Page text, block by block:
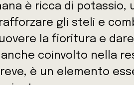
è ricca di potassio,
gli steli e
la fioritura e
coinvolto nella
è un elemento